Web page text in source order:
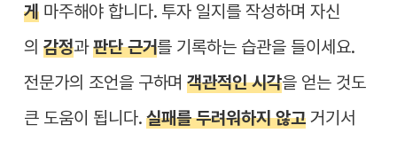
게마주해야 합니다. 투자 일지를 작성하며 자신
의 감정과판단 근거를 기록하는 습관을 들이세요.
전문가의 조언을 구하며객관적인 시각을 얻는 것도
큰 도움이 됩니다.실패를 두려워하지 않고거기서